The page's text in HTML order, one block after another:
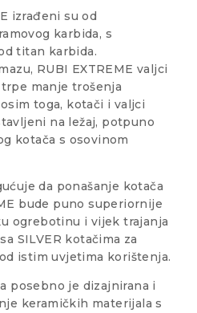
izrađeni su od
karbida, s
titan karbida.
RUBI EXTREME valjci
manje trošenja
toga, kotači i valjci
na ležaj, potpuno
kotača s osovinom
da ponašanje kotača
bude puno superiornije
ogrebotinu i vijek trajanja
SILVER kotačima za
istim uvjetima korištenja.
posebno je dizajnirana i
keramičkih materijala s